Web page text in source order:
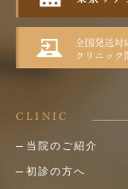
CLINIC
当院のご紹介
初診の方へ